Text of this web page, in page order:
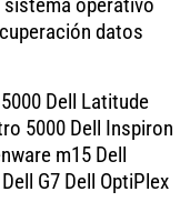
datos
Dell Latitude
5000 Dell Inspiron
m15 Dell
G7 Dell OptiPlex